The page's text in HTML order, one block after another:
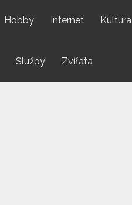
Hobby Internet Kultura
Služby Zvířata